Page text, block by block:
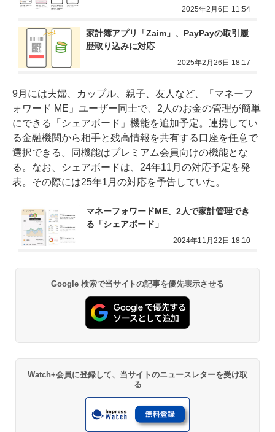
2025年2月6日 11:54
家計簿アプリ「Zaim」、PayPayの取引履
歴取り込みに対応
2025年2月26日 18:17
9月には夫婦、カップル、親子、友人など、「マネーフ
ォワード ME」ユーザー同士で、2人のお金の管理が簡単
にできる「シェアボード」機能を追加予定。連携してい
る金融機関から相手と残高情報を共有する口座を任意で
選択できる。同機能はプレミアム会員向けの機能とな
る。なお、シェアボードは、24年11月の対応予定を発
表。その際には25年1月の対応を予告していた。
マネーフォワードME、2人で家計管理でき
る「シェアボード」
2024年11月22日 18:10
Google 検索で当サイトの記事を優先表示させる
Watch+会員に登録して、当サイトのニュースレターを受け取
る